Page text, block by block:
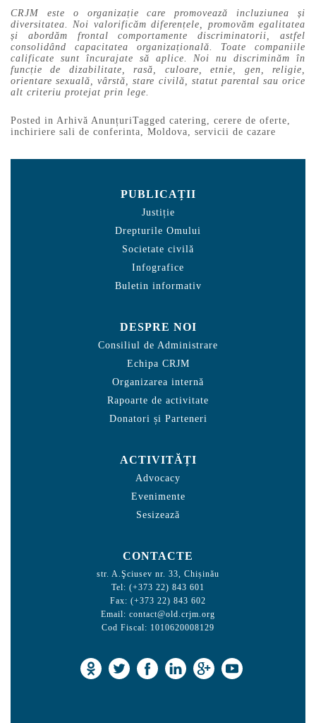
CRJM este o organizație care promovează incluziunea și
diversitatea. Noi valorificăm diferențele, promovăm egalitatea
și abordăm frontal comportamente discriminatorii, astfel
consolidând capacitatea organizațională. Toate companiile
calificate sunt încurajate să aplice. Noi nu discriminăm în
funcție de dizabilitate, rasă, culoare, etnie, gen, religie,
orientare sexuală, vârstă, stare civilă, statut parental sau orice
alt criteriu protejat prin lege.
Posted in Arhivă AnunțuriTagged catering, cerere de oferte,
inchiriere sali de conferinta, Moldova, servicii de cazare
PUBLICAȚII
Justiție
Drepturile Omului
Societate civilă
Infografice
Buletin informativ
DESPRE NOI
Consiliul de Administrare
Echipa CRJM
Organizarea internă
Rapoarte de activitate
Donatori și Parteneri
ACTIVITĂȚI
Advocacy
Evenimente
Sesizează
CONTACTE
str. A.Şciusev nr. 33, Chișinău
Tel: (+373 22) 843 601
Fax: (+373 22) 843 602
Email: contact@old.crjm.org
Cod Fiscal: 1010620008129